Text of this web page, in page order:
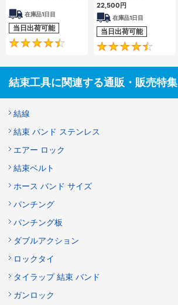
在庫品1日目
当日出荷可能
4.7
22,500円
在庫品1日目
当日出荷可能
結束工具に関連する通販・販売特集
結線
結束 バンド ステンレス
エアー ロック
結束ベルト
ホース バンド サイズ
パンチング
パンチング板
ダブルアクション
ロックタイ
タイラップ 結束 バンド
ガンロック